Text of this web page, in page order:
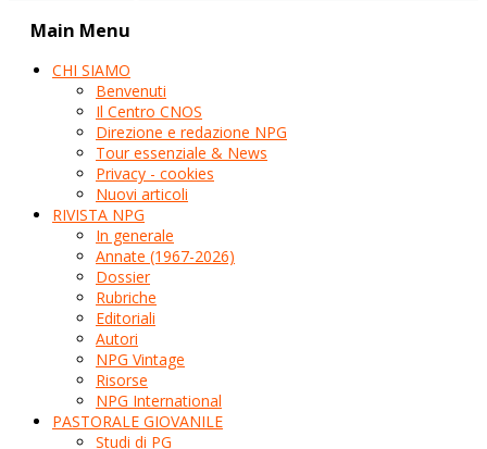
Main Menu
CHI SIAMO
Benvenuti
Il Centro CNOS
Direzione e redazione NPG
Tour essenziale & News
Privacy - cookies
Nuovi articoli
RIVISTA NPG
In generale
Annate (1967-2026)
Dossier
Rubriche
Editoriali
Autori
NPG Vintage
Risorse
NPG International
PASTORALE GIOVANILE
Studi di PG